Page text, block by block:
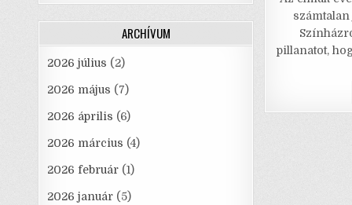
c
e
b
o
pillanatot,
ARCHÍVUM
2026 július (2)
2026 május (7)
2026 április (6)
2026 március (4)
2026 február (1)
2026 január (5)